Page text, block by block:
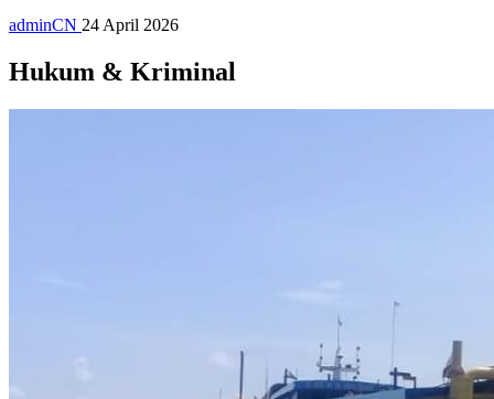
adminCN 24 April 2026
Hukum & Kriminal